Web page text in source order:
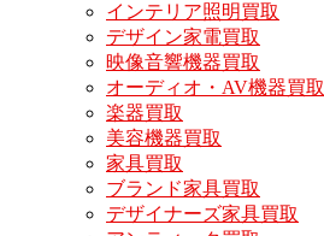
インテリア照明買取
デザイン家電買取
映像音響機器買取
オーディオ・AV機器買取
楽器買取
美容機器買取
家具買取
ブランド家具買取
デザイナーズ家具買取